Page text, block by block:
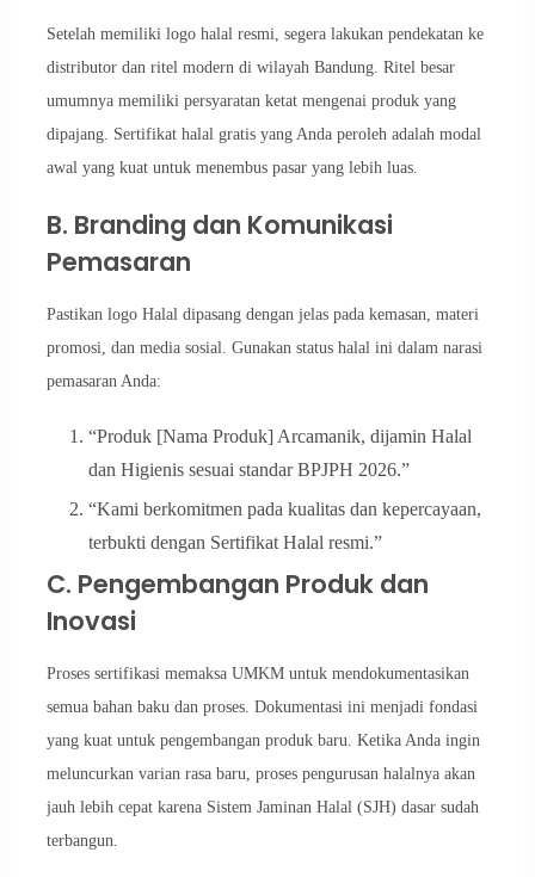
Setelah memiliki logo halal resmi, segera lakukan pendekatan ke
distributor dan ritel modern di wilayah Bandung. Ritel besar
umumnya memiliki persyaratan ketat mengenai produk yang
dipajang. Sertifikat halal gratis yang Anda peroleh adalah modal
awal yang kuat untuk menembus pasar yang lebih luas.
B. Branding dan Komunikasi
Pemasaran
Pastikan logo Halal dipasang dengan jelas pada kemasan, materi
promosi, dan media sosial. Gunakan status halal ini dalam narasi
pemasaran Anda:
“Produk [Nama Produk] Arcamanik, dijamin Halal
dan Higienis sesuai standar BPJPH 2026.”
“Kami berkomitmen pada kualitas dan kepercayaan,
terbukti dengan Sertifikat Halal resmi.”
C. Pengembangan Produk dan
Inovasi
Proses sertifikasi memaksa UMKM untuk mendokumentasikan
semua bahan baku dan proses. Dokumentasi ini menjadi fondasi
yang kuat untuk pengembangan produk baru. Ketika Anda ingin
meluncurkan varian rasa baru, proses pengurusan halalnya akan
jauh lebih cepat karena Sistem Jaminan Halal (SJH) dasar sudah
terbangun.